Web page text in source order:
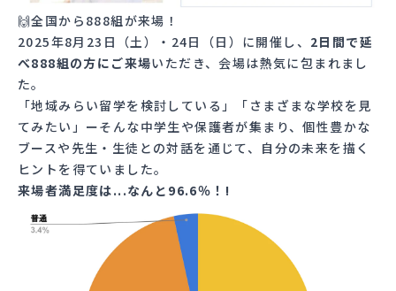
🙌全国から888組が来場！
2025年8月23日（土）・24日（日）に開催し、 2日間で延
べ888組の方にご来場いただき、会場は熱気に包まれまし
た。
「地域みらい留学を検討している」「さまざまな学校を見
てみたい」ーそんな中学生や保護者が集まり、個性豊かな
ブースや先生・生徒との対話を通じて、自分の未来を描く
ヒントを得ていました。
来場者満足度は...なんと96.6％！!